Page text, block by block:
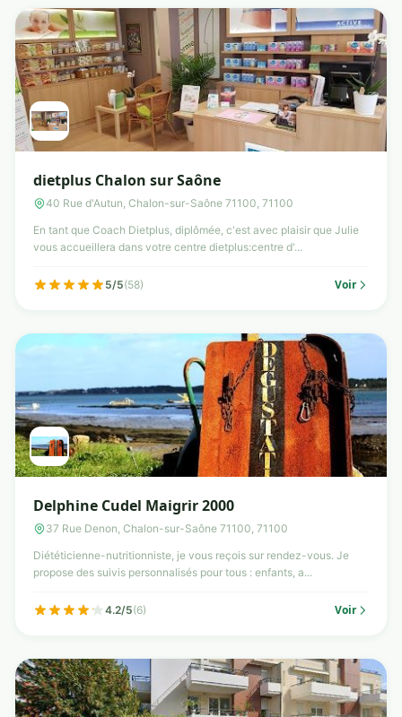
dietplus Chalon sur Saône
40 Rue d'Autun, Chalon-sur-Saône 71100, 71100
En tant que Coach Dietplus, diplômée, c'est avec plaisir que Julie
vous accueillera dans votre centre dietplus:centre d'...
5/5(58) Voir
Delphine Cudel Maigrir 2000
37 Rue Denon, Chalon-sur-Saône 71100, 71100
Diététicienne-nutritionniste, je vous reçois sur rendez-vous. Je
propose des suivis personnalisés pour tous : enfants, a...
4.2/5(6) Voir